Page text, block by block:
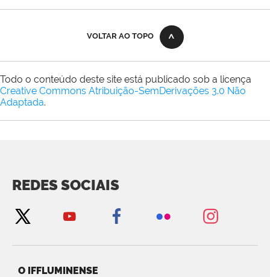
VOLTAR AO TOPO
Todo o conteúdo deste site está publicado sob a licença
Creative Commons Atribuição-SemDerivações 3.0 Não
Adaptada.
REDES SOCIAIS
O IFFLUMINENSE